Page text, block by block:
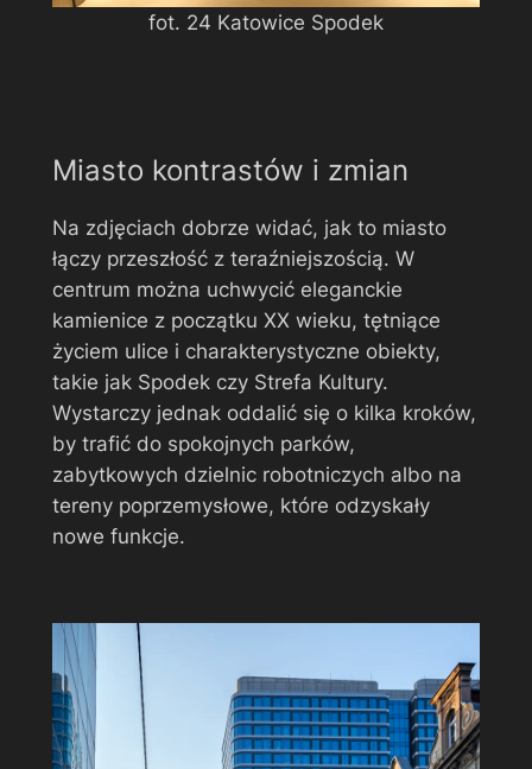
fot. 24 Katowice Spodek
Miasto kontrastów i zmian
Na zdjęciach dobrze widać, jak to miasto
łączy przeszłość z teraźniejszością. W
centrum można uchwycić eleganckie
kamienice z początku XX wieku, tętniące
życiem ulice i charakterystyczne obiekty,
takie jak Spodek czy Strefa Kultury.
Wystarczy jednak oddalić się o kilka kroków,
by trafić do spokojnych parków,
zabytkowych dzielnic robotniczych albo na
tereny poprzemysłowe, które odzyskały
nowe funkcje.